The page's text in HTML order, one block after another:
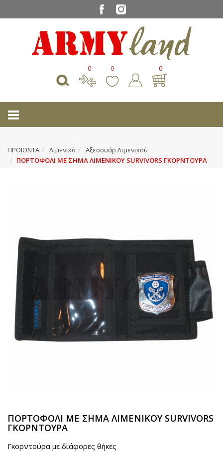
0 0 0
ΠΡΟΙΟΝΤΑ Λιμενικό
Αξεσουάρ Λιμενικού
ΠΟΡΤΟΦΟΛΙ ΜΕ ΣΗΜΑ ΛΙΜΕΝΙΚΟΥ SURVIVORS ΓΚΟΡΝΤΟΥΡΑ
ΠΟΡΤΟΦΟΛΙ ΜΕ ΣΗΜΑ ΛΙΜΕΝΙΚΟΥ SURVIVORS
ΓΚΟΡΝΤΟΥΡΑ
Γκορντούρα με διάφορες θήκες